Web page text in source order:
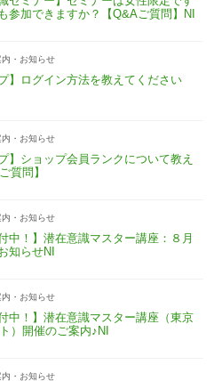
参加できますか？【Q&Aご質問】NI
内・お知らせ
】ログイン方法を教えてください
内・お知らせ
】ショップ会員ランクについて教え
質問】
内・お知らせ
中！】潜在意識マスター講座：８月
知らせNI
内・お知らせ
中！】潜在意識マスター講座（東京
）開催のご案内♪NI
内・お知らせ